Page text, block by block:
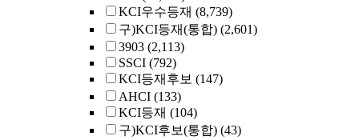
KCI우수등재 (8,739)
구)KCI등재(통합) (2,601)
3903 (2,113)
SSCI (792)
KCI등재후보 (147)
AHCI (133)
KCI등재 (104)
구)KCI후보(통합) (43)